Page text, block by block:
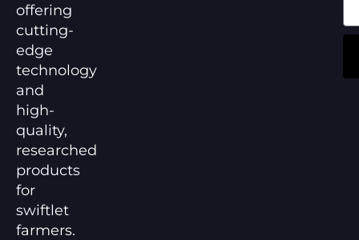
offering
cutting-
edge
technology
and
high-
quality,
researched
products
for
swiftlet
farmers.